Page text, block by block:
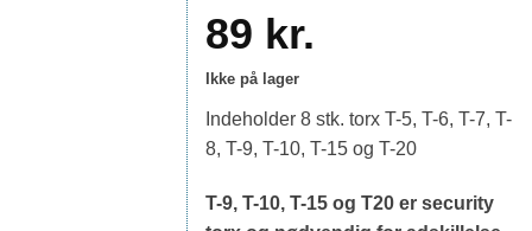
89 kr.
Ikke på lager
Indeholder 8 stk. torx T-5, T-6, T-7, T-
8, T-9, T-10, T-15 og T-20
T-9, T-10, T-15 og T20 er security